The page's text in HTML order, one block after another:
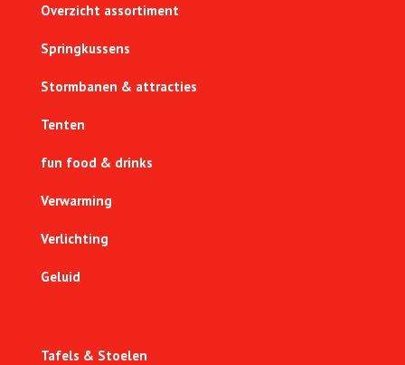
Overzicht assortiment
Springkussens
Stormbanen & attracties
Tenten
fun food & drinks
Verwarming
Verlichting
Geluid
Tafels & Stoelen